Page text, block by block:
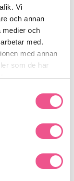
Vi
och annan
medier och
med.
med annan
som de har